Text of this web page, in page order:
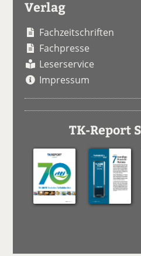
Verlag
Fachzeitschriften
Fachpresse
Leserservice
Impressum
TK-Report